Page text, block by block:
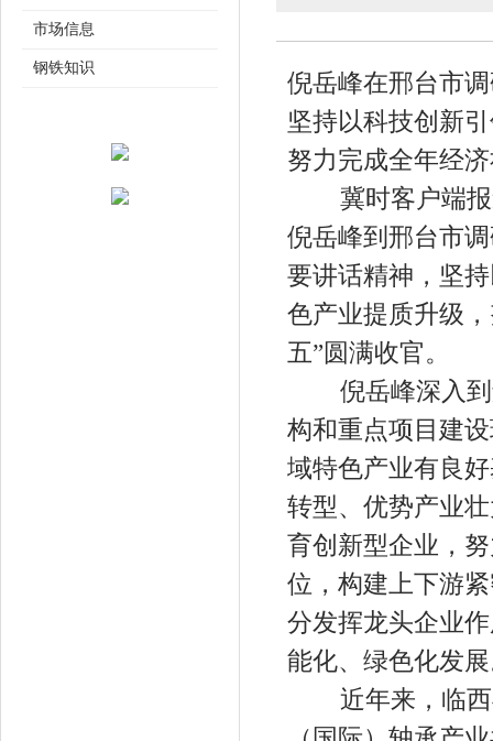
市场信息
钢铁知识
倪岳峰在邢台市
坚持以科技创新
努力完成全年经
冀时客户端报
倪岳峰到邢台市
要讲话精神，坚
色产业提质升级
五”圆满收官。
倪岳峰深入到
构和重点项目建
域特色产业有良
转型、优势产业
育创新型企业，
位，构建上下游
分发挥龙头企业
能化、绿色化发
近年来，临西